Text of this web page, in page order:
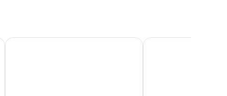
the Figo Disney's Hollywood